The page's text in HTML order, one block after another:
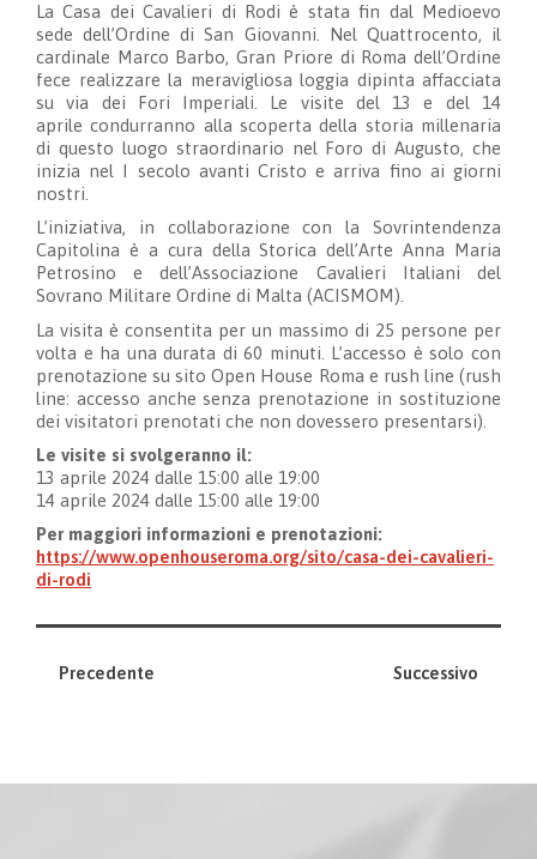
La Casa dei Cavalieri di Rodiè stata fin dal Medioevo
sede dell’Ordine di San Giovanni. Nel Quattrocento, il
cardinale Marco Barbo,Gran Priore di Roma dell’Ordine
fece realizzare la meravigliosa loggia dipinta affacciata
su via dei Fori Imperiali. Le visite del 13 e del 14
aprilecondurranno alla scoperta della storia millenaria
di questo luogo straordinario nel Foro di Augusto, che
inizia nel I secolo avanti Cristoe arriva fino ai giorni
nostri.
L’iniziativa, in collaborazione conlaSovrintendenza
Capitolina è a cura della Storica dell’ArteAnna Maria
Petrosino edell’Associazione Cavalieri Italiani del
Sovrano Militare Ordine di Malta (ACISMOM).
La visita è consentita per un massimo di 25 persone per
volta e ha una durata di 60 minuti. L’accesso è solo con
prenotazione su sito Open House Roma e rush line (rush
line: accesso anche senza prenotazione in sostituzione
dei visitatori prenotati che non dovessero presentarsi).
Le visite si svolgeranno il:
13 aprile 2024 dalle 15:00 alle 19:00
14 aprile 2024 dalle 15:00 alle 19:00
Per maggiori informazioni e prenotazioni:
https://www.openhouseroma.org/sito/casa-dei-cavalieri-
di-rodi
Precedente Successivo